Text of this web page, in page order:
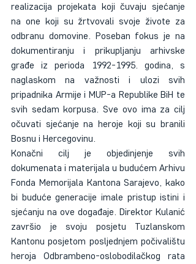
realizacija projekata koji čuvaju sjećanje
na one koji su žrtvovali svoje živote za
odbranu domovine. Poseban fokus je na
dokumentiranju i prikupljanju arhivske
građe iz perioda 1992-1995. godina, s
naglaskom na važnosti i ulozi svih
pripadnika Armije i MUP-a Republike BiH te
svih sedam korpusa. Sve ovo ima za cilj
očuvati sjećanje na heroje koji su branili
Bosnu i Hercegovinu.
Konačni cilj je objedinjenje svih
dokumenata i materijala u budućem Arhivu
Fonda Memorijala Kantona Sarajevo, kako
bi buduće generacije imale pristup istini i
sjećanju na ove događaje. Direktor Kulanić
završio je svoju posjetu Tuzlanskom
Kantonu posjetom posljednjem počivalištu
heroja Odbrambeno-oslobodilačkog rata